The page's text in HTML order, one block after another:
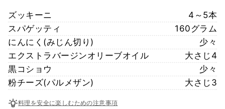
ズッキーニ
4～5本
スパゲッティ
160グラム
にんにく(みじん切り)
少々
エクストラバージンオリーブオイル
大さじ4
黒コショウ
少々
粉チーズ(パルメザン)
大さじ3
料理を安全に楽しむための注意事項